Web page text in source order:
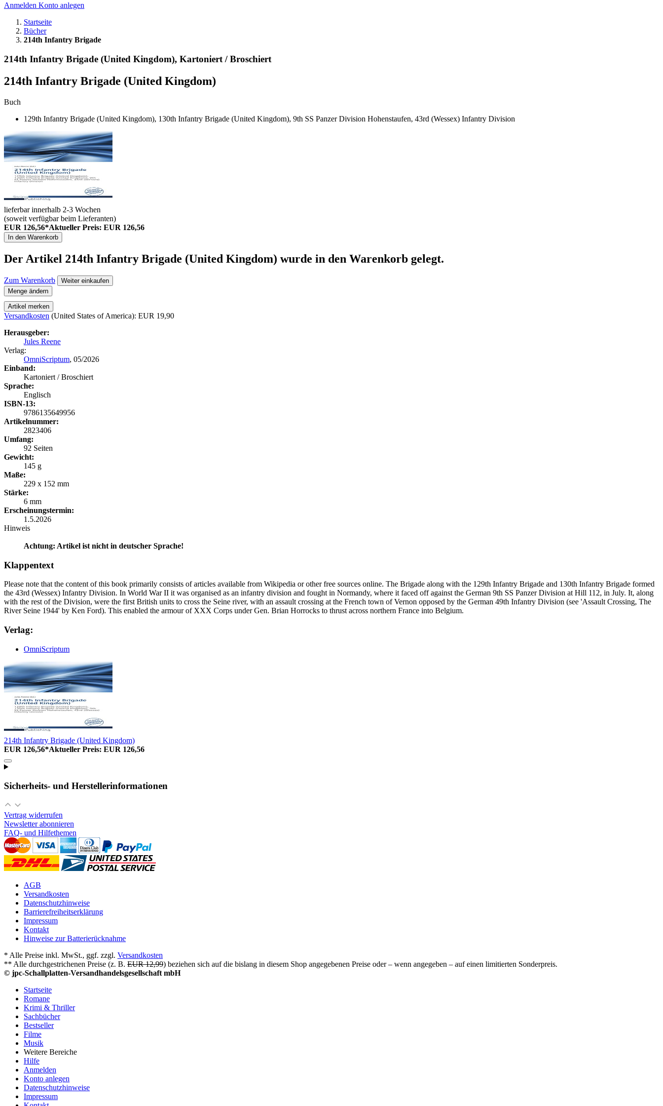
Anmelden Konto anlegen
Startseite
Bücher
214th Infantry Brigade
214th Infantry Brigade (United Kingdom), Kartoniert / Broschiert
214th Infantry Brigade (United Kingdom)
Buch
129th Infantry Brigade (United Kingdom), 130th Infantry Brigade (United Kingdom), 9th SS Panzer Division Hohenstaufen, 43rd (Wessex) Infantry Division
lieferbar innerhalb 2-3 Wochen
(soweit verfügbar beim Lieferanten)
EUR 126,56*Aktueller Preis: EUR 126,56
In den Warenkorb
Der Artikel 214th Infantry Brigade (United Kingdom) wurde in den Warenkorb gelegt.
Zum Warenkorb
Weiter einkaufen
Menge ändern
Artikel merken
Versandkosten (United States of America): EUR 19,90
Herausgeber:
Jules Reene
Verlag:
OmniScriptum, 05/2026
Einband:
Kartoniert / Broschiert
Sprache:
Englisch
ISBN-13:
9786135649956
Artikelnummer:
2823406
Umfang:
92 Seiten
Gewicht:
145 g
Maße:
229 x 152 mm
Stärke:
6 mm
Erscheinungstermin:
1.5.2026
Hinweis
Achtung: Artikel ist nicht in deutscher Sprache!
Klappentext
Please note that the content of this book primarily consists of articles available from Wikipedia or other free sources online. The Brigade along with the 129th Infantry Brigade and 130th Infantry Brigade formed
the 43rd (Wessex) Infantry Division. In World War II it was organised as an infantry division and fought in Normandy, where it faced off against the German 9th SS Panzer Division at Hill 112, in July. It, along
with the rest of the Division, were the first British units to cross the Seine river, with an assault crossing at the French town of Vernon opposed by the German 49th Infantry Division (see 'Assault Crossing, The
River Seine 1944' by Ken Ford). This enabled the armour of XXX Corps under Gen. Brian Horrocks to thrust across northern France into Belgium.
Verlag:
OmniScriptum
214th Infantry Brigade (United Kingdom)
EUR 126,56*Aktueller Preis: EUR 126,56
Sicherheits- und Herstellerinformationen
Vertrag widerrufen
Newsletter abonnieren
FAQ- und Hilfethemen
AGB
Versandkosten
Datenschutzhinweise
Barrierefreiheitserklärung
Impressum
Kontakt
Hinweise zur Batterierücknahme
* Alle Preise inkl. MwSt., ggf. zzgl. Versandkosten
** Alle durchgestrichenen Preise (z. B. EUR 12,99) beziehen sich auf die bislang in diesem Shop angegebenen Preise oder – wenn angegeben – auf einen limitierten Sonderpreis.
© jpc-Schallplatten-Versandhandelsgesellschaft mbH
Startseite
Romane
Krimi & Thriller
Sachbücher
Bestseller
Filme
Musik
Weitere Bereiche
Hilfe
Anmelden
Konto anlegen
Datenschutzhinweise
Impressum